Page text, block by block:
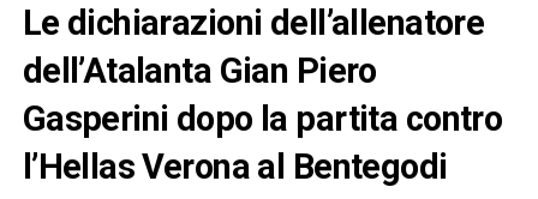
Le dichiarazioni dell’allenatore
dell’Atalanta Gian Piero
Gasperini dopo la partita contro
l’Hellas Verona al Bentegodi